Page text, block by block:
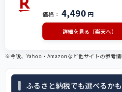
価格： 4,490 円
詳細を見る（楽天へ）
※今後、Yahoo・Amazonなど他サイトの参考情
ふるさと納税でも選べるかも